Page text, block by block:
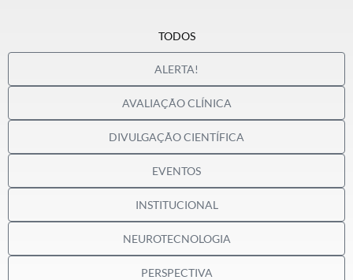
ALERTA!
AVALIAÇÃO CLÍNICA
DIVULGAÇÃO CIENTÍFICA
EVENTOS
INSTITUCIONAL
NEUROTECNOLOGIA
PERSPECTIVA
TODOS